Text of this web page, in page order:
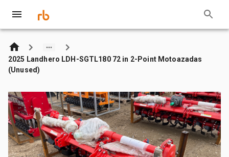
2025 Landhero LDH-SGTL180 72 in 2-Point Motoazadas
(Unused)